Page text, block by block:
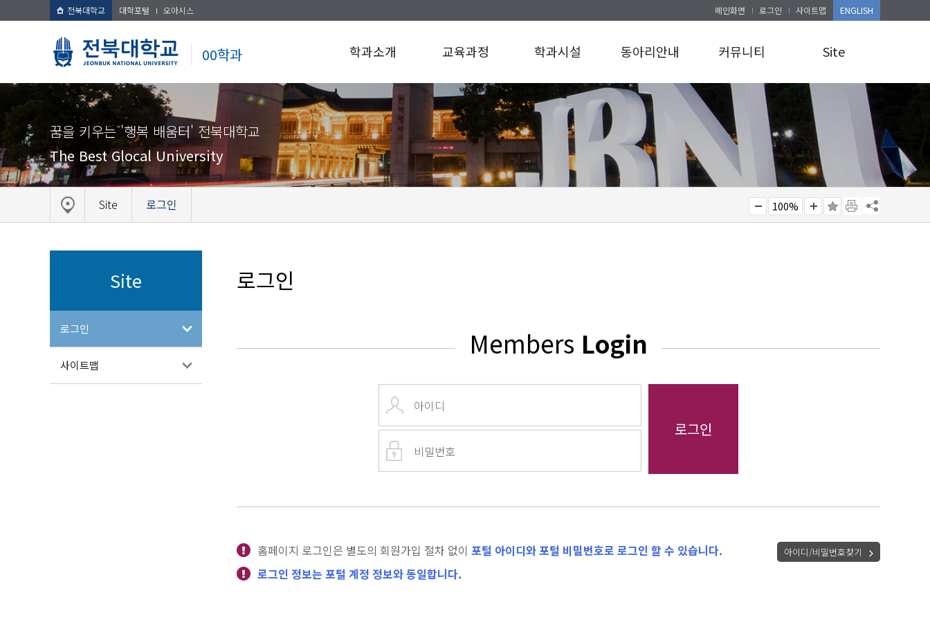
전북대학교 대학포털 오아시스
00학과
메인화면 로그인 사이트맵 ENGLISH
학과소개
인사말
연혁
규정/지침
찾아오시는길
교육과정
교육과정
학과시설
학과시설
동아리안내
동아리안내
커뮤니티
공지사항
앨범게시판
Site
로그인
사이트맵
꿈을 키우는 '행복 배움터' 전북대학교
The Best Glocal University
Site 로그인 100%
Site
로그인
사이트맵
로그인
Members Login
홈페이지 로그인은 별도의 회원가입 절차 없이 포털 아이디와 포털 비밀번호로 로그인 할 수 있습니다.
로그인 정보는 포털 계정 정보와 동일합니다.
아이디/비밀번호찾기